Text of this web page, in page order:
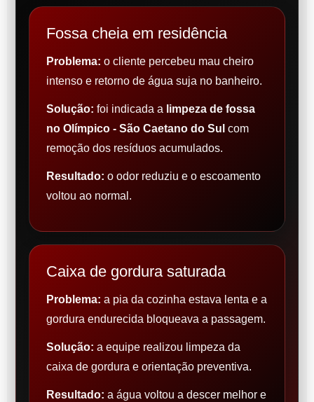
Fossa cheia em residência
Problema: o cliente percebeu mau cheiro
intenso e retorno de água suja no banheiro.
Solução: foi indicada a limpeza de fossa
no Olímpico - São Caetano do Sul com
remoção dos resíduos acumulados.
Resultado: o odor reduziu e o escoamento
voltou ao normal.
Caixa de gordura saturada
Problema: a pia da cozinha estava lenta e a
gordura endurecida bloqueava a passagem.
Solução: a equipe realizou limpeza da
caixa de gordura e orientação preventiva.
Resultado: a água voltou a descer melhor e